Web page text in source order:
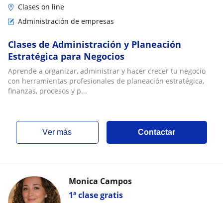
Clases on line
Administración de empresas
Clases de Administración y Planeación
Estratégica para Negocios
Aprende a organizar, administrar y hacer crecer tu negocio
con herramientas profesionales de planeación estratégica,
finanzas, procesos y p...
ver más Contactar
1ª clase gratis
Monica Campos